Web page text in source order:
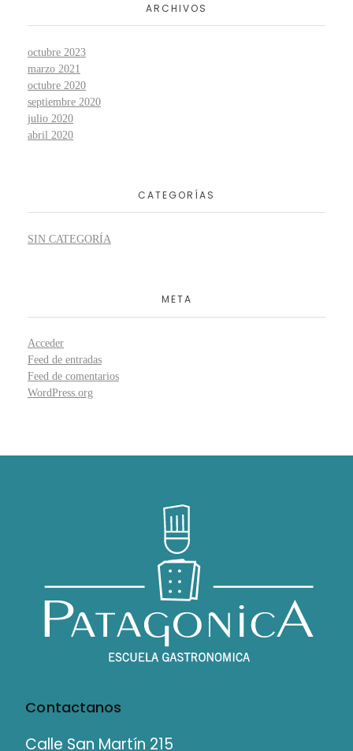
ARCHIVOS
octubre 2023
marzo 2021
octubre 2020
septiembre 2020
julio 2020
abril 2020
CATEGORÍAS
SIN CATEGORÍA
META
Acceder
Feed de entradas
Feed de comentarios
WordPress.org
Contactanos
Calle San Martín 215